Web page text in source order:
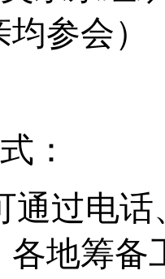
参会）
：
通过电话
各地筹备